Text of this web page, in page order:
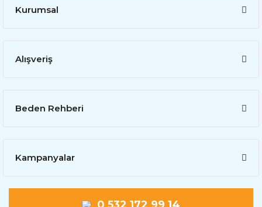
Kurumsal
Alışveriş
Beden Rehberi
Kampanyalar